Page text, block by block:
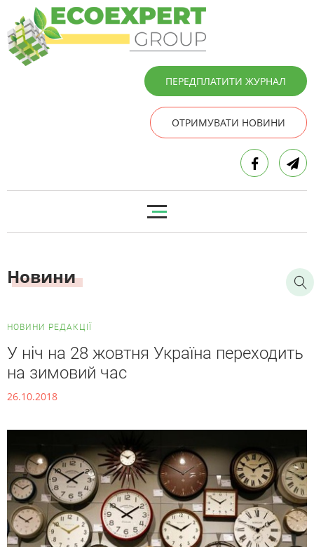
ПЕРЕДПЛАТИТИ ЖУРНАЛ
ОТРИМУВАТИ НОВИНИ
Новини
НОВИНИ РЕДАКЦІЇ
У ніч на 28 жовтня Україна переходить
на зимовий час
26.10.2018